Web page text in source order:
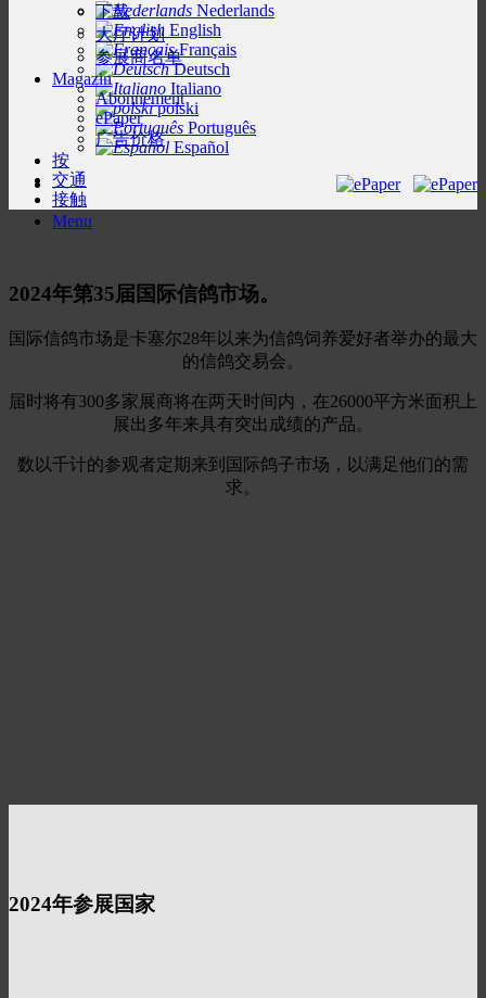
Nederlands
English
Français
Deutsch
Italiano
polski
Português
Español
Menu
下载
大厅计划
参展商名单
Magazin
Abonnement
ePaper
广告价格
按
交通
接触
2024年第35届国际信鸽市场。
国际信鸽市场是卡塞尔28年以来为信鸽饲养爱好者举办的最大
的信鸽交易会。
届时将有300多家展商将在两天时间内，在26000平方米面积上
展出多年来具有突出成绩的产品。
数以千计的参观者定期来到国际鸽子市场，以满足他们的需
求。
2024年参展国家